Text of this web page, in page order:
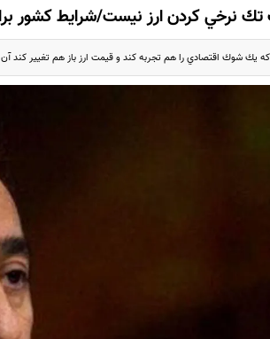
تك نرخي كردن ارز نيست/شرايط كشور
يك شوك اقتصادي را هم تجربه كند و قيمت ارز باز هم تغيير كند